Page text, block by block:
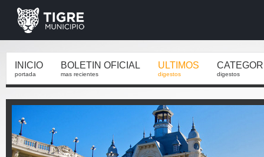
INICIO
portada
BOLETIN OFICIAL
mas recientes
ULTIMOS
digestos digestos